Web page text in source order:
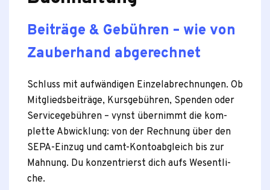
Beiträge & Gebühren – wie von
Zauberhand abgerechnet
Schluss mit auf­wän­di­gen Ein­zel­ab­rech­nun­gen. Ob
Mit­glieds­bei­träge, Kurs­ge­büh­ren, Spen­den oder
Ser­vice­ge­büh­ren – vynst über­nimmt die kom­
plette Abwick­lung: von der Rech­nung über den
SEPA-Ein­zug und camt-Kon­to­ab­gleich bis zur
Mah­nung. Du kon­zen­trierst dich aufs Wesent­li­
che.